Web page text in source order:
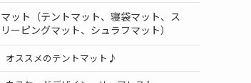
マット（テントマット、寝袋マット、ス
リーピングマット、シュラフマット）
オススメのテントマット♪